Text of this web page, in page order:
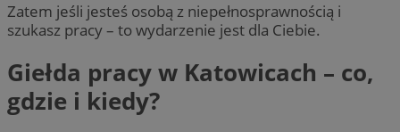
Zatem jeśli jesteś osobą z niepełnosprawnością i
szukasz pracy – to wydarzenie jest dla Ciebie.
Giełda pracy w Katowicach – co,
gdzie i kiedy?